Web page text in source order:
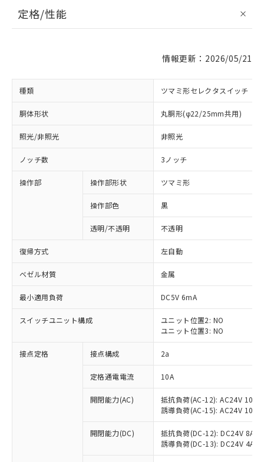
定格/性能
情報更新：2026/05/21
種類 ツマミ形セレクタスイッチ
胴体形状 丸胴形(φ22/25mm共用)
照光/非照光 非照光
ノッチ数 3ノッチ
操作部 操作部形状 ツマミ形
操作部色 黒
透明/不透明 不透明
復帰方式 左自動
ベゼル材質 金属
最小適用負荷 DC5V 6mA
スイッチユニット構成
ユニット位置2: NO
ユニット位置3: NO
接点定格 接点構成 2a
定格通電電流 10A
開閉能力(AC)
抵抗負荷(AC-12): AC24V 10A/
誘導負荷(AC-15): AC24V
開閉能力(DC)
抵抗負荷(DC-12): DC24V 8A/
誘導負荷(DC-13): DC24V 4A/
※1 対応状況
対応済み：EU RoHS指令（10物質）の
非含有に対応した製品が提供可能な商品で
対応予定：EU RoHS指令（10物質）の非含
有に対応した製品に切り替える予定のある